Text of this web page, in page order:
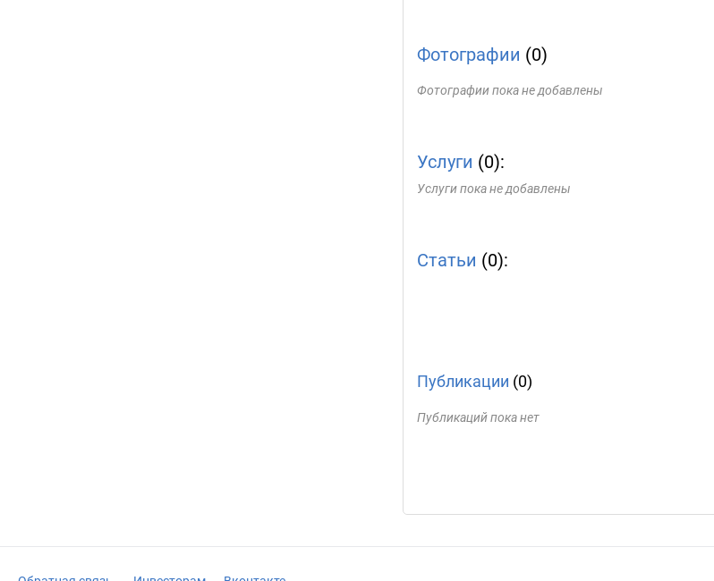
Фотографии (0)
Фотографии пока не добавлены
Услуги (0):
Услуги пока не добавлены
Статьи (0):
Публикации (0)
Публикаций пока нет